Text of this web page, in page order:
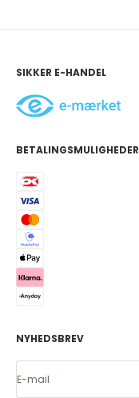
SIKKER E-HANDEL
BETALINGSMULIGHEDER
NYHEDSBREV
E-mail